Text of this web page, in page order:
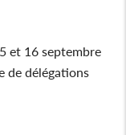
et 16 septembre
de délégations